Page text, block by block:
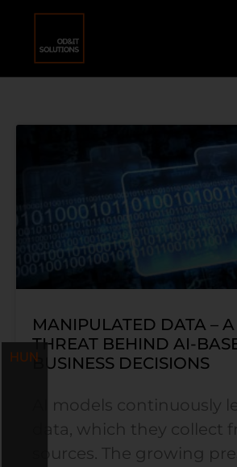
MANIPULATED DATA –
THREAT BEHIND AI-
BUSINESS DECISIONS
AI models continuously
data, which they collect
sources. The growing
HUN